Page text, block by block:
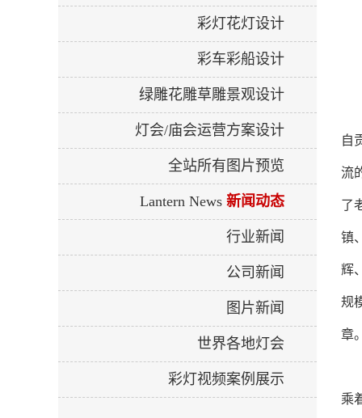
自
流
了
镇
辉
规
章
乘
彩灯花灯设计
彩车彩船设计
绿雕花雕草雕景观设计
灯会/庙会运营方案设计
全站所有图片预览
Lantern News 新闻动态
行业新闻
公司新闻
图片新闻
世界各地灯会
彩灯视频案例展示